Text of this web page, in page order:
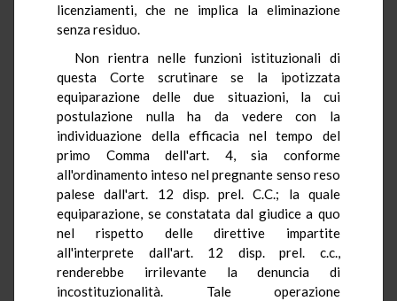
licenziamenti, che ne implica la eliminazione
senza residuo.
Non rientra nelle funzioni istituzionali di
questa Corte scrutinare se la ipotizzata
equiparazione delle due situazioni, la cui
postulazione nulla ha da vedere con la
individuazione della efficacia nel tempo del
primo Comma dell'art. 4, sia conforme
all'ordinamento inteso nel pregnante senso reso
palese dall'art. 12 disp. prel. C.C.; la quale
equiparazione, se constatata dal giudice a quo
nel rispetto delle direttive impartite
all'interprete dall'art. 12 disp. prel. c.c.,
renderebbe irrilevante la denuncia di
incostituzionalità. Tale operazione